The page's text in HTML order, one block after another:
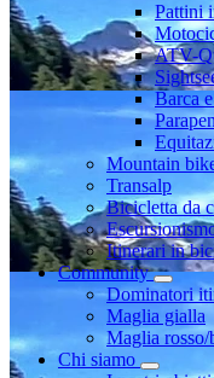
Pattini
ATV-
Barca
Mountain
Transalp
Bicicletta da
Itinerari in
Community
Dominatori
Maglia gialla
Maglia rosso/
Chi siamo